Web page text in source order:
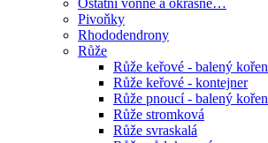
Ostatní vonné a okrasné…
Pivoňky
Rhododendrony
Růže
Růže keřové - balený kořen
Růže keřové - kontejner
Růže pnoucí - balený kořen
Růže stromková
Růže svraskalá